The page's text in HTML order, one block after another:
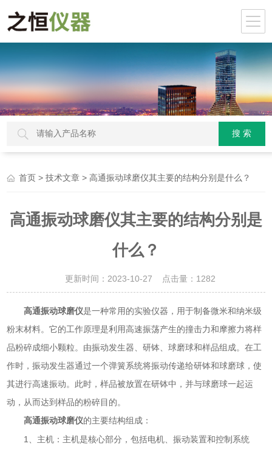
首页 >技术文章 > 高通振动球磨仪其主要的结构分别是什么？
高通振动球磨仪其主要的结构分别是
什么？
更新时间：2023-10-27 点击量： 1282
高通振动球磨仪是一种常用的实验仪器，用于制备微米和纳米级
粉末材料。它的工作原理是利用高速振荡产生的撞击力和摩擦力将样
品粉碎成细小颗粒。由振动发生器、研钵、球磨球和样品组成。在工
作时，振动发生器通过一个弹簧系统将振动传递给研钵和球磨球，使
其进行高速振动。此时，样品被放置在研钵中，并与球磨球一起运
动，从而达到样品的粉碎目的。
高通振动球磨仪的主要结构组成：
1、主机：主机是核心部分，包括电机、振动装置和控制系统